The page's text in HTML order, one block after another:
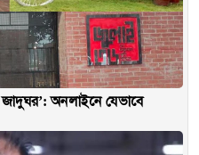
অনলাইনে যেভাবে